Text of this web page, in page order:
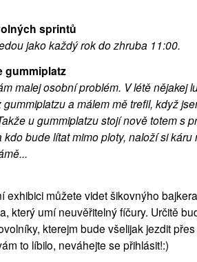
sprintů
jako každý rok do zhruba 11:00.
malej osobní problém. V létě nějakej
gummiplatzu a málem mě trefil, když
u gummiplatzu stojí nově totem s
bude lítat mimo ploty, naloží si káru
exhibici můžete videt šikovnýho bajkera
který umí neuvěřitelný fíčury. Určitě
kterejm bude všelijak jezdit
to líbilo, neváhejte se přihlásit!:)